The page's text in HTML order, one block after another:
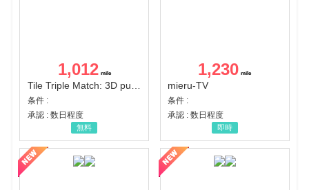
1,012
Tile Triple Match: 3D puzzle
条件 :
承認 : 数日程度
無料
1,230
mieru-TV
条件 :
承認 : 数日程度
即時